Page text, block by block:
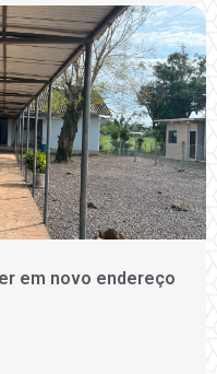
em novo endereço